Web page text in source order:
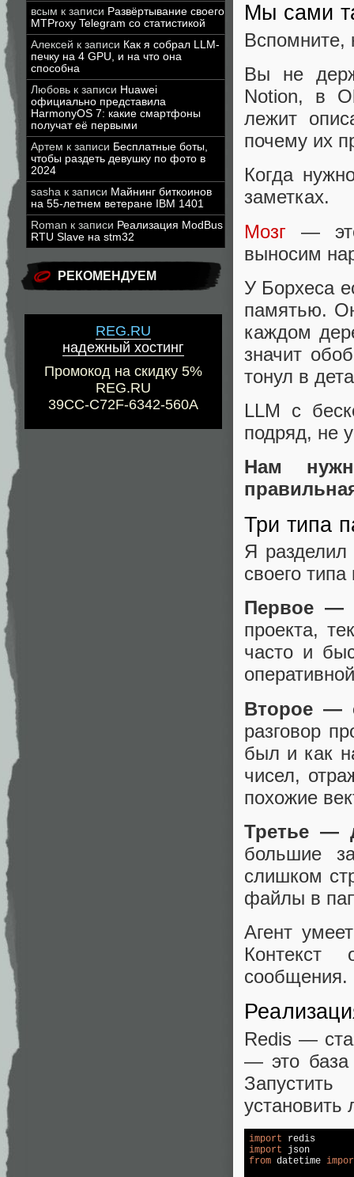
всым к записи Развёртывание своего
MTProxy Telegram со статистикой
Алексей к записи Как я собрал LLM-
печку на 4 GPU, и на что она
способна
Любовь к записи Huawei
официально представила
HarmonyOS 7: какие смартфоны
получат её первыми
Артем к записи Бесплатные боты,
чтобы раздеть девушку по фото в
2024
sasha к записи Майнинг биткоинов
на 55-летнем ветеране IBM 1401
Roman к записи Реализация ModBus
RTU Slave на stm32
РЕКОМЕНДУЕМ
REG.RU
надежный хостинг
Промокод на скидку 5%
REG.RU
39CC-C72F-6342-560A
Мы сами
Вспомните,
Вы не
Notion, в
лежит
почему их
Когда
заметках.
Мозг —
выносим
У Борхеса
памятью.
каждом
значит
тонул в
LLM с
подряд, не
Нам
Три типа
Я
своего
Первое —
проекта,
часто и
Второе —
разговор
был и как
чисел,
похожие
Третье —
большие
слишком
файлы в
Агент
Контекст
Redis —
— это база
установить
import
import
from datetime